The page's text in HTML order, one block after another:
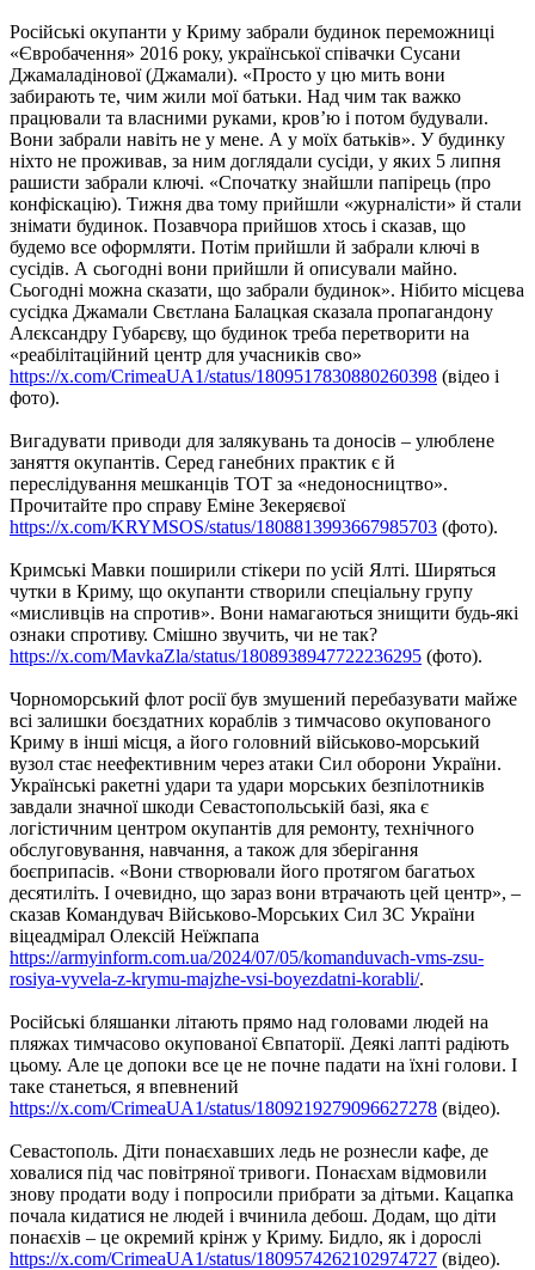
Російські окупанти у Криму забрали будинок переможниці
«Євробачення» 2016 року, української співачки Сусани
Джамаладінової (Джамали). «Просто у цю мить вони
забирають те, чим жили мої батьки. Над чим так важко
працювали та власними руками, кров’ю і потом будували.
Вони забрали навіть не у мене. А у моїх батьків». У будинку
ніхто не проживав, за ним доглядали сусіди, у яких 5 липня
рашисти забрали ключі. «Спочатку знайшли папірець (про
конфіскацію). Тижня два тому прийшли «журналісти» й стали
знімати будинок. Позавчора прийшов хтось і сказав, що
будемо все оформляти. Потім прийшли й забрали ключі в
сусідів. А сьогодні вони прийшли й описували майно.
Сьогодні можна сказати, що забрали будинок». Нібито місцева
сусідка Джамали Свєтлана Балацкая сказала пропагандону
Алєксандру Губарєву, що будинок треба перетворити на
«реабілітаційний центр для учасників сво»
https://x.com/CrimeaUA1/status/1809517830880260398 (відео і
фото).
Вигадувати приводи для залякувань та доносів – улюблене
заняття окупантів. Серед ганебних практик є й
переслідування мешканців ТОТ за «недоносництво».
Прочитайте про справу Еміне Зекеряєвої
https://x.com/KRYMSOS/status/1808813993667985703 (фото).
Кримські Мавки поширили стікери по усій Ялті. Ширяться
чутки в Криму, що окупанти створили спеціальну групу
«мисливців на спротив». Вони намагаються знищити будь-які
ознаки спротиву. Смішно звучить, чи не так?
https://x.com/MavkaZla/status/1808938947722236295 (фото).
Чорноморський флот росії був змушений перебазувати майже
всі залишки боєздатних кораблів з тимчасово окупованого
Криму в інші місця, а його головний військово-морський
вузол стає неефективним через атаки Сил оборони України.
Українські ракетні удари та удари морських безпілотників
завдали значної шкоди Севастопольській базі, яка є
логістичним центром окупантів для ремонту, технічного
обслуговування, навчання, а також для зберігання
боєприпасів. «Вони створювали його протягом багатьох
десятиліть. І очевидно, що зараз вони втрачають цей центр», –
сказав Командувач Військово-Морських Сил ЗС України
віцеадмірал Олексій Неїжпапа
https://armyinform.com.ua/2024/07/05/komanduvach-vms-zsu-
rosiya-vyvela-z-krymu-majzhe-vsi-boyezdatni-korabli/.
Російські бляшанки літають прямо над головами людей на
пляжах тимчасово окупованої Євпаторії. Деякі лапті радіють
цьому. Але це допоки все це не почне падати на їхні голови. І
таке станеться, я впевнений
https://x.com/CrimeaUA1/status/1809219279096627278 (відео).
Севастополь. Діти понаєхавших ледь не рознесли кафе, де
ховалися під час повітряної тривоги. Понаєхам відмовили
знову продати воду і попросили прибрати за дітьми. Кацапка
почала кидатися не людей і вчинила дебош. Додам, що діти
понаєхів – це окремий крінж у Криму. Бидло, як і дорослі
https://x.com/CrimeaUA1/status/1809574262102974727 (відео).